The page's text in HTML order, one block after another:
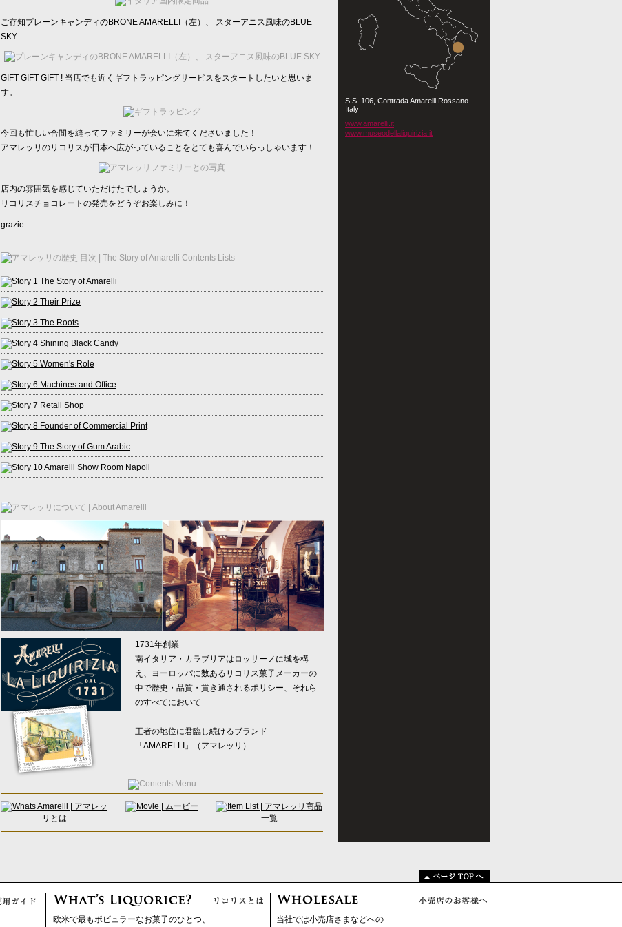
ご存知プレーンキャンディのBRONE AMARELLI（左）、 スターアニス風味のBLUE
SKY
GIFT GIFT GIFT ! 当店でも近くギフトラッピングサービスをスタートしたいと思いま
す。
今回も忙しい合間を縫ってファミリーが会いに来てくださいました！
アマレッリのリコリスが日本へ広がっていることをとても喜んでいらっしゃいます！
店内の雰囲気を感じていただけたでしょうか。
リコリスチョコレートの発売をどうぞお楽しみに！
grazie
1731年創業
南イタリア・カラブリアはロッサーノに城を構
え、ヨーロッパに数あるリコリス菓子メーカーの
中で歴史・品質・貫き通されるポリシー、それら
のすべてにおいて
王者の地位に君臨し続けるブランド
「AMARELLI」（アマレッリ）
S.S. 106, Contrada Amarelli Rossano
Italy
www.amarelli.it
www.museodellaliquirizia.it
欧米で最もポピュラーなお菓子のひとつ、 当社では小売店さまなどへの